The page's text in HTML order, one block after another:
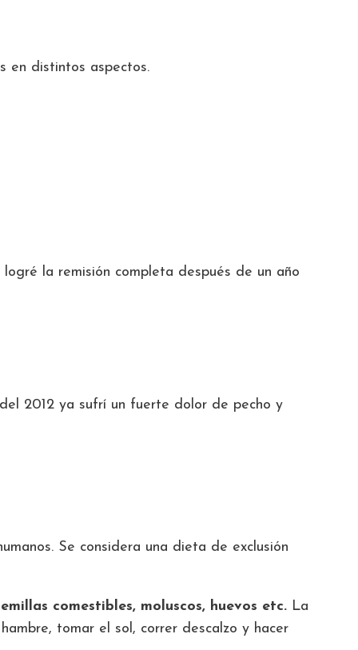
en distintos aspectos.
la remisión completa después de un año
2012 ya sufrí un fuerte dolor de pecho y
Se considera una dieta de exclusión
comestibles, moluscos, huevos etc. La
tomar el sol, correr descalzo y hacer